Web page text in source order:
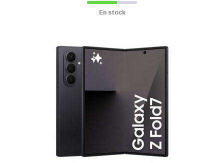
En stock